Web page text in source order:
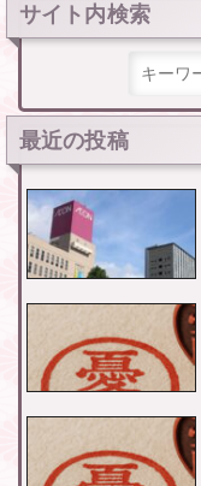
サイト内検索
最近の投稿